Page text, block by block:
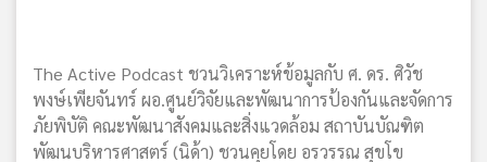
The Active Podcast ชวนวิเคราะห์ข้อมูลกับ ศ. ดร. ศิวัช
พงษ์เพียจันทร์ ผอ.ศูนย์วิจัยและพัฒนาการป้องกันและจัดการ
ภัยพิบัติ คณะพัฒนาสังคมและสิ่งแวดล้อม สถาบันบัณฑิต
พัฒนบริหารศาสตร์ (นิด้า) ชวนคุยโดย อรวรรณ สุขโข